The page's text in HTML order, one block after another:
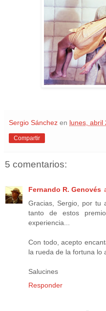
Sergio Sánchez en lunes, abril
Compartir
5 comentarios:
Fernando R. Genovés
Gracias, Sergio, por tu
tanto de estos
experiencia...
Con todo, acepto
la rueda de la fortuna lo
Salucines
Responder